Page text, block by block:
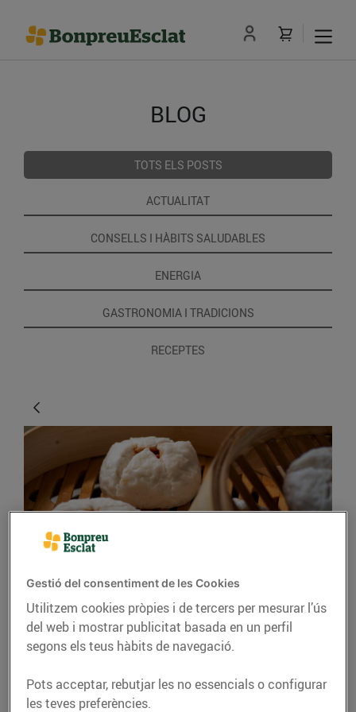
BLOG
TOTS ELS POSTS
ACTUALITAT
CONSELLS I HÀBITS SALUDABLES
ENERGIA
GASTRONOMIA I TRADICIONS
RECEPTES
CONSELLS I HÀBITS SALUDABLES
Cuinar al vapor
Cuinar al vapor és una de les
maneres més saludables que
hi ha de coure els aliments i
Gestió del consentiment de les Cookies
Utilitzem cookies pròpies i de tercers per mesurar l’ús
del web i mostrar publicitat basada en un perfil
segons els teus hàbits de navegació.
Pots acceptar, rebutjar les no essencials o configurar
les teves preferències.